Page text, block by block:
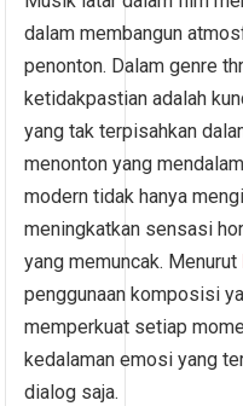
dalam membangun
penonton. Dalam genre
ketidakpastian adalah
yang tak terpisahkan
menonton yang
modern tidak hanya
meningkatkan sensasi
yang memuncak. Menurut
penggunaan komposisi
memperkuat setiap
kedalaman emosi yang
dialog saja.